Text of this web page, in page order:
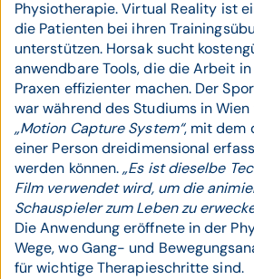
Physiotherapie. Virtual Reality ist
die Patienten bei ihren
unterstützen. Horsak sucht
anwendbare Tools, die die Arbeit
Praxen effizienter machen. Der
war während des Studiums in
„Motion Capture System“, mit dem
einer Person drei­dimensional
werden können.„Es ist die­selbe
Film verwendet wird, um die
Schauspieler zum Leben zu
Die Anwendung eröffnete in der
Wege, wo Gang- und
für wichtige Therapieschritte sind.